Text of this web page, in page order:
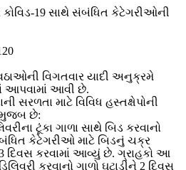
19 સાથે સંબંધિત કેટેગરીઓની
વિગતવાર યાદી અનુક્રમે
આપવામાં આવી છે.
સરળતા માટે વિવિધ હસ્તક્ષેપોની
મુજબ છે:
ટૂંકા ગાળા સાથે બિડ કરવાનો
કેટેગરીઓ માટે બિડનું ચક્ર
3 દિવસ કરવામાં આવ્યું છે. ગ્રાહકો આ
કરવાનો ગાળો ઘટાડીને 2 દિવસ